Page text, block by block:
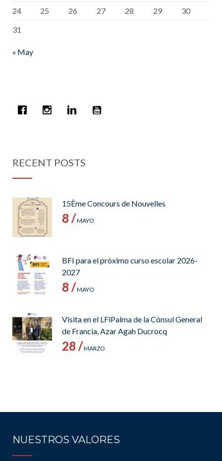
24 25 26 27 28 29
30
31
« May
RECENT POSTS
15Ème Concours de Nouvelles
8 /MAYO
BFI para el próximo curso escolar 2026-
2027
8 /MAYO
Visita en el LFiPalma de la Cónsul General
de Francia, Azar Agah Ducrocq
28 /MARZO
NUESTROS VALORES